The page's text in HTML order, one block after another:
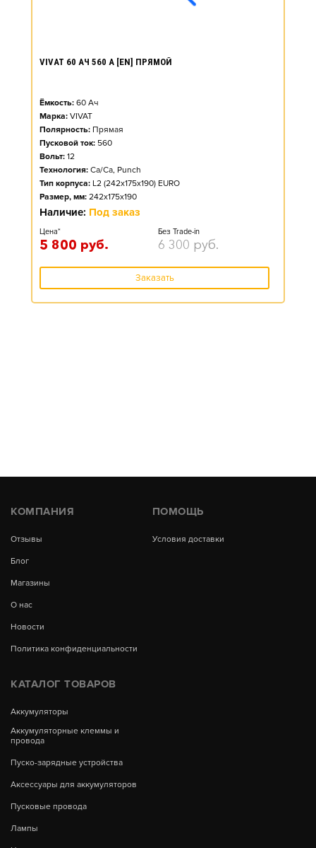
VIVAT 60 АЧ 560 А [EN] ПРЯМОЙ
Ёмкость: 60 Ач
Марка: VIVAT
Полярность: Прямая
Пусковой ток: 560
Вольт: 12
Технология: Ca/Ca, Punch
Тип корпуса: L2 (242x175x190) EURO
Размер, мм: 242x175x190
Наличие: Под заказ
Цена*
5 800 руб.
Без Trade-in
6 300 руб.
Заказать
КОМПАНИЯ
Отзывы
Блог
Магазины
О нас
Новости
Политика конфиденциальности
ПОМОЩЬ
Условия доставки
КАТАЛОГ ТОВАРОВ
Аккумуляторы
Аккумуляторные клеммы и
провода
Пуско-зарядные устройства
Аксессуары для аккумуляторов
Пусковые провода
Лампы